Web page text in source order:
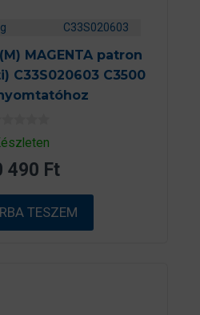
C33S020603
MAGENTA patron
C33S020603 C3500
490 Ft
TESZEM